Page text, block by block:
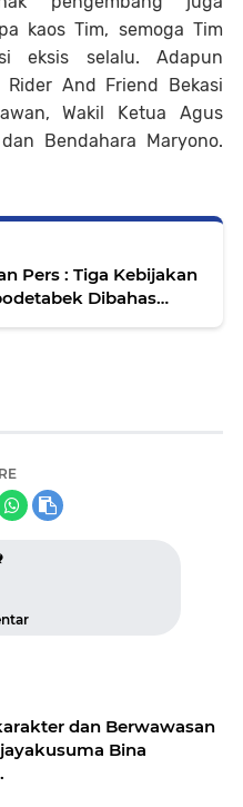
kaos Tim, semoga Tim
eksis selalu. Adapun
And Friend Bekasi
Wakil Ketua Agus
Bendahara Maryono.
Pers : Tiga Kebijakan
Dibahas
dan Berwawasan
Bina